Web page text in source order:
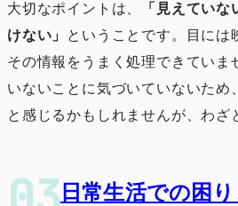
大切なポイントは、
「見えてい
けない」
ということです。目には
その情報をうまく処理できていま
いないことに気づいていないため
と感じるかもしれませんが、わざ
日常生活での困